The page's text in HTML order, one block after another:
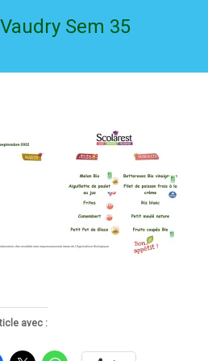
Sem 35
avec :